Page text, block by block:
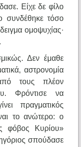
Eίχε δε φίλο
συνδέθηκε τόσο
ομοψυχίας·
Δεν έμαθε
αστρονομία
τους πλέον
Φρόντισε να
πραγματικός
το ανώτερο: ο
φόβος Kυρίου»
σπούδασε